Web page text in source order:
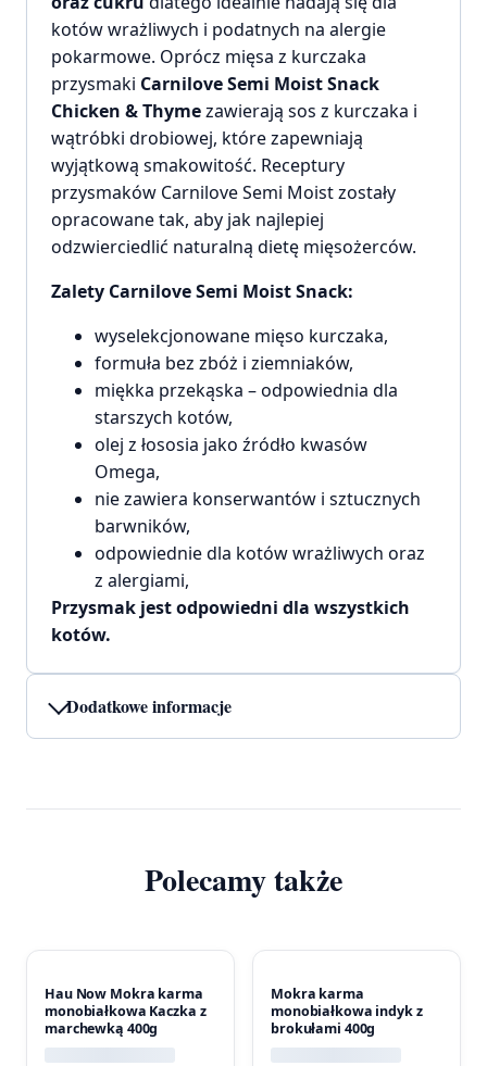
kotów wrażliwych i podatnych na alergie
pokarmowe. Oprócz mięsa z kurczaka
przysmaki Carnilove Semi Moist Snack
Chicken & Thymezawierają sos z kurczaka i
wątróbki drobiowej, które zapewniają
wyjątkową smakowitość. Receptury
przysmaków Carnilove Semi Moist zostały
opracowane tak, aby jak najlepiej
odzwierciedlić naturalną dietę mięsożerców.
Zalety Carnilove Semi Moist Snack:
wyselekcjonowane mięso kurczaka,
formuła bez zbóż i ziemniaków,
miękka przekąska – odpowiednia dla
starszych kotów,
olej z łososia jako źródło kwasów
Omega,
nie zawiera konserwantów i sztucznych
barwników,
odpowiednie dla kotów wrażliwych oraz
z alergiami,
Przysmak jest odpowiedni dla wszystkich
kotów.
Dodatkowe informacje
Polecamy także
Hau Now Mokra karma
monobiałkowa Kaczka z
marchewką 400g
Mokra karma
monobiałkowa indyk z
brokułami 400g